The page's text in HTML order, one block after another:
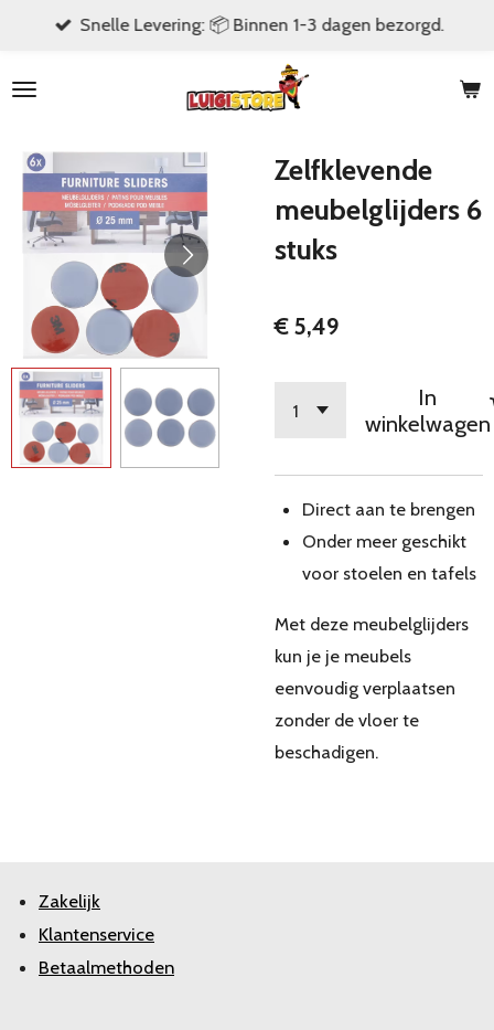
naar
hoofdinhoud
Snelle Levering: 📦 Binnen 1-3 dagen bezorgd.
Zelfklevende
meubelglijders 6
stuks
€ 5,49
In
winkelwagen
Direct aan te brengen
Onder meer geschikt
voor stoelen en tafels
Met deze meubelglijders
kun je je meubels
eenvoudig verplaatsen
zonder de vloer te
beschadigen.
Zakelijk
Klantenservice
Betaalmethoden